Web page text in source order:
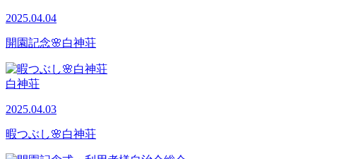
2025.04.04
開園記念🌸白神荘
白神荘
2025.04.03
暇つぶし🌸白神荘